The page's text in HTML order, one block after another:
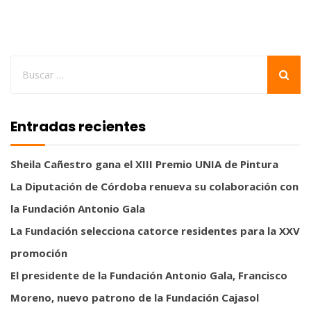
Entradas recientes
Sheila Cañestro gana el XIII Premio UNIA de Pintura
La Diputación de Córdoba renueva su colaboración con
la Fundación Antonio Gala
La Fundación selecciona catorce residentes para la XXV
promoción
El presidente de la Fundación Antonio Gala, Francisco
Moreno, nuevo patrono de la Fundación Cajasol